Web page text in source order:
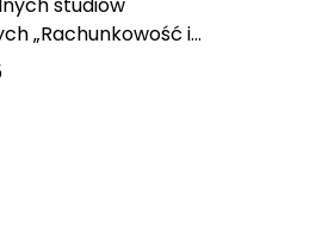
„Rachunkowość i…